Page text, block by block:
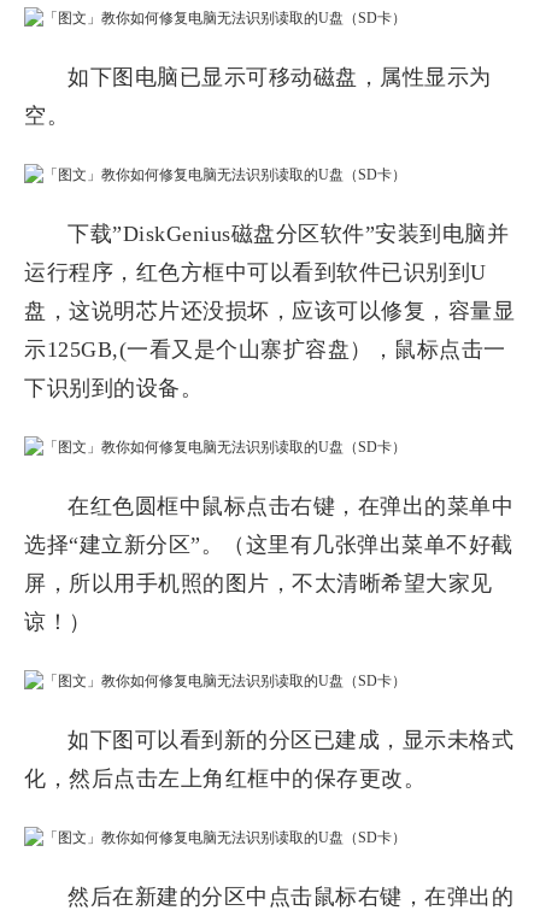
如下图电脑已显示可移动磁盘，属性显示为
空。
下载”DiskGenius磁盘分区软件”安装到电脑并
运行程序，红色方框中可以看到软件已识别到U
盘，这说明芯片还没损坏，应该可以修复，容量显
示125GB,(一看又是个山寨扩容盘），鼠标点击一
下识别到的设备。
在红色圆框中鼠标点击右键，在弹出的菜单中
选择“建立新分区”。（这里有几张弹出菜单不好截
屏，所以用手机照的图片，不太清晰希望大家见
谅！）
如下图可以看到新的分区已建成，显示未格式
化，然后点击左上角红框中的保存更改。
然后在新建的分区中点击鼠标右键，在弹出的